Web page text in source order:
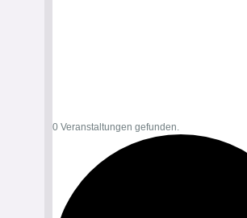
0 Veranstaltungen gefunden.